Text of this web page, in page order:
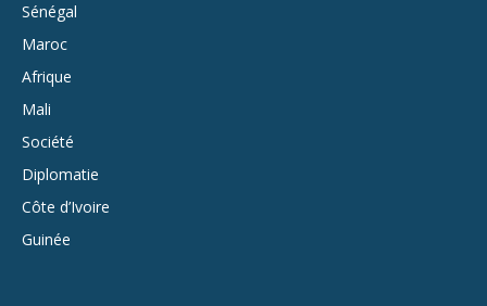
Sénégal
Maroc
Afrique
Mali
Société
Diplomatie
Côte d’Ivoire
Guinée